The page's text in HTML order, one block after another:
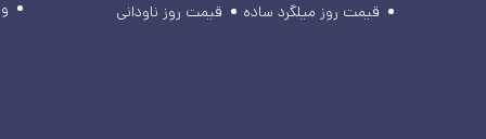
قیمت روز میلگرد ساده
قیمت روز ناودانی